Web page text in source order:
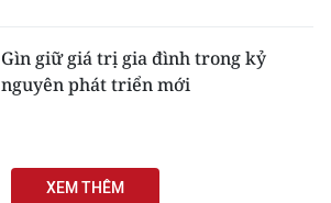
Gìn giữ giá trị gia đình trong kỷ
nguyên phát triển mới
XEM THÊM